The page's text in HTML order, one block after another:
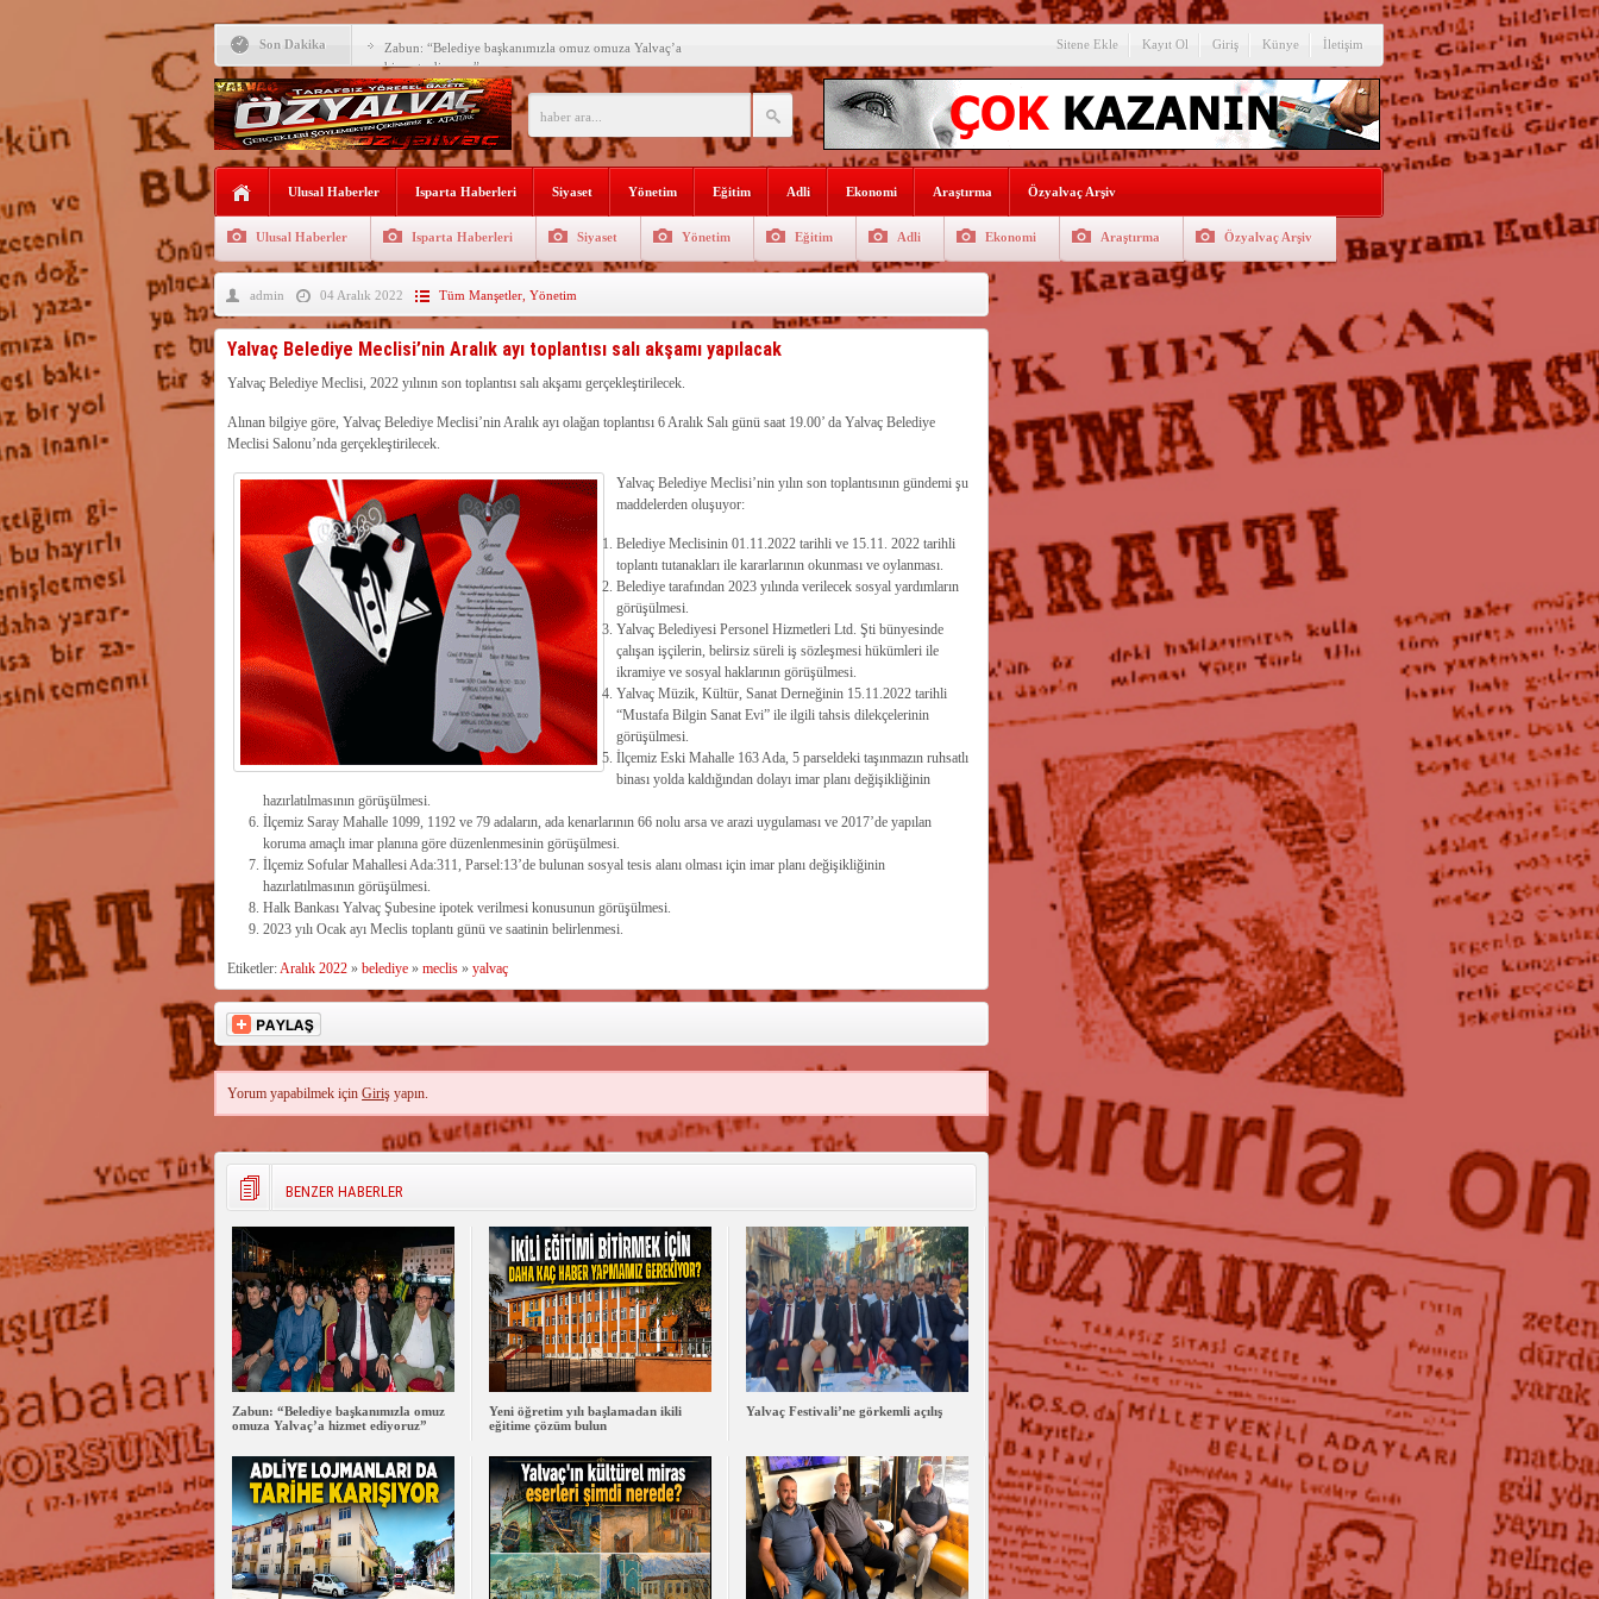
Son Dakika Zabun: “Belediye başkanımızla omuz omuza Yalvaç’a
hizmet ediyoruz”
Yeni öğretim yılı başlamadan ikili eğitime çözüm bulun
Yalvaç Festivali’ne görkemli açılış
Yalvaç’ta şimdi de Adliye Lojmanları yıkılıyor
Bir zamanlar Yalvaç, Ünlü Türk Ressamları Koleksiyonuna
Sahipti
Tunçbilek: “Ekmek Zammının Sorumlusu Fırıncı Değil,
Hükümettir”
Süreyya Sadi Bilgiç’ten Başkan Kodal’a ziyaret
Festivalde sünnet şöleni gerçekleştirildi
Arıcılara 3 yılda 1900 kovan dağıtıldı
Sitene Ekle Kayıt Ol Giriş Künye İletişim
Ulusal Haberler Isparta Haberleri Siyaset Yönetim Eğitim Adli Ekonomi Araştırma Özyalvaç Arşiv
Ulusal Haberler Isparta Haberleri Siyaset Yönetim Eğitim Adli Ekonomi Araştırma Özyalvaç Arşiv
admin 04 Aralık 2022 Tüm Manşetler, Yönetim
Yalvaç Belediye Meclisi’nin Aralık ayı toplantısı salı akşamı yapılacak
Yalvaç Belediye Meclisi, 2022 yılının son toplantısı salı akşamı gerçekleştirilecek.
Alınan bilgiye göre, Yalvaç Belediye Meclisi’nin Aralık ayı olağan toplantısı 6 Aralık Salı günü saat 19.00’ da Yalvaç Belediye
Meclisi Salonu’nda gerçekleştirilecek.
Yalvaç Belediye Meclisi’nin yılın son toplantısının gündemi şu
maddelerden oluşuyor:
Belediye Meclisinin 01.11.2022 tarihli ve 15.11. 2022 tarihli
toplantı tutanakları ile kararlarının okunması ve oylanması.
Belediye tarafından 2023 yılında verilecek sosyal yardımların
görüşülmesi.
Yalvaç Belediyesi Personel Hizmetleri Ltd. Şti bünyesinde
çalışan işçilerin, belirsiz süreli iş sözleşmesi hükümleri ile
ikramiye ve sosyal haklarının görüşülmesi.
Yalvaç Müzik, Kültür, Sanat Derneğinin 15.11.2022 tarihli
“Mustafa Bilgin Sanat Evi” ile ilgili tahsis dilekçelerinin
görüşülmesi.
İlçemiz Eski Mahalle 163 Ada, 5 parseldeki taşınmazın ruhsatlı
binası yolda kaldığından dolayı imar planı değişikliğinin
hazırlatılmasının görüşülmesi.
İlçemiz Saray Mahalle 1099, 1192 ve 79 adaların, ada kenarlarının 66 nolu arsa ve arazi uygulaması ve 2017’de yapılan
koruma amaçlı imar planına göre düzenlenmesinin görüşülmesi.
İlçemiz Sofular Mahallesi Ada:311, Parsel:13’de bulunan sosyal tesis alanı olması için imar planı değişikliğinin
hazırlatılmasının görüşülmesi.
Halk Bankası Yalvaç Şubesine ipotek verilmesi konusunun görüşülmesi.
2023 yılı Ocak ayı Meclis toplantı günü ve saatinin belirlenmesi.
Etiketler:Aralık 2022» belediye» meclis» yalvaç
Yorum yapabilmek içinGiriş yapın.
BENZER HABERLER
Zabun: “Belediye başkanımızla omuz
omuza Yalvaç’a hizmet ediyoruz”
Yeni öğretim yılı başlamadan ikili
eğitime çözüm bulun
Yalvaç Festivali’ne görkemli açılış